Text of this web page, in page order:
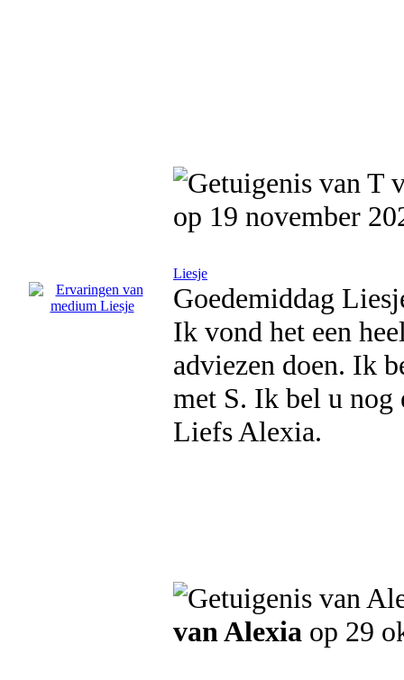
op 19 november
Liesje
Goedemiddag
Ik vond het een
adviezen doen. Ik
met S. Ik bel u nog
Liefs Alexia.
van Alexia op 29